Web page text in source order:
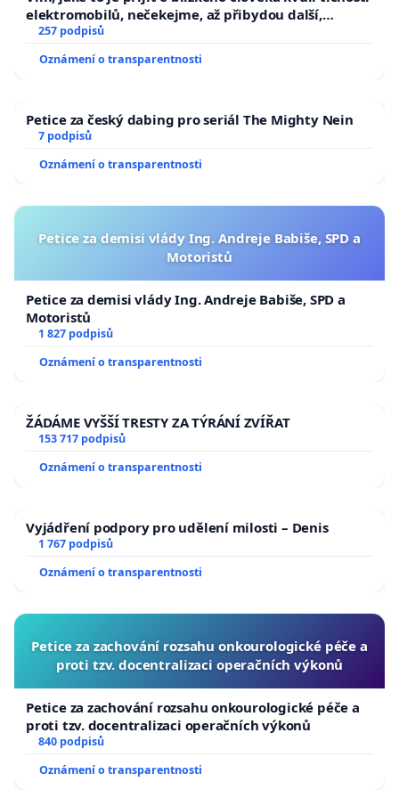
elektromobilů, nečekejme, až přibydou další,
zaveďme slyšitelná auta!
257 podpisů
Oznámení o transparentnosti
Petice za český dabing pro seriál The Mighty Nein
7 podpisů
Oznámení o transparentnosti
Petice za demisi vlády Ing. Andreje Babiše, SPD a
Motoristů
Petice za demisi vlády Ing. Andreje Babiše, SPD a
Motoristů
1 827 podpisů
Oznámení o transparentnosti
ŽÁDÁME VYŠŠÍ TRESTY ZA TÝRÁNÍ ZVÍŘAT
153 717 podpisů
Oznámení o transparentnosti
Vyjádření podpory pro udělení milosti – Denis
1 767 podpisů
Oznámení o transparentnosti
Petice za zachování rozsahu onkourologické péče a
proti tzv. docentralizaci operačních výkonů
Petice za zachování rozsahu onkourologické péče a
proti tzv. docentralizaci operačních výkonů
840 podpisů
Oznámení o transparentnosti